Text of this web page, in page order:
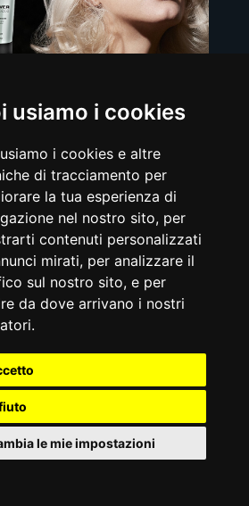
usiamo i cookies
i cookies e altre
di tracciamento per
la tua esperienza di
nel nostro sito, per
contenuti personalizzati
mirati, per analizzare il
sul nostro sito, e per
da dove arrivano i nostri
le mie impostazioni
Monacelli Italy Srl
powered bywww.arancialive.com